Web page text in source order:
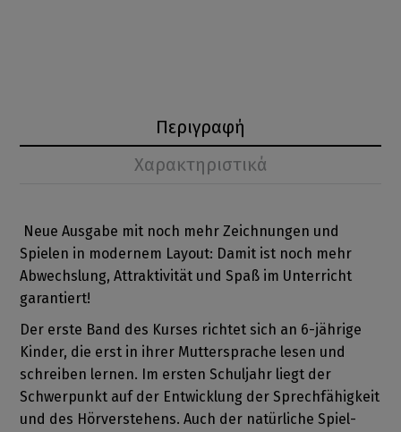
Περιγραφή
Χαρακτηριστικά
Neue Ausgabe mit noch mehr Zeichnungen und
Spielen in modernem Layout: Damit ist noch mehr
Abwechslung, Attraktivität und Spaß im Unterricht
garantiert!
Der erste Band des Kurses richtet sich an 6-jährige
Kinder, die erst in ihrer Muttersprache lesen und
schreiben lernen. Im ersten Schuljahr liegt der
Schwerpunkt auf der Entwicklung der Sprechfähigkeit
und des Hörverstehens. Auch der natürliche Spiel-